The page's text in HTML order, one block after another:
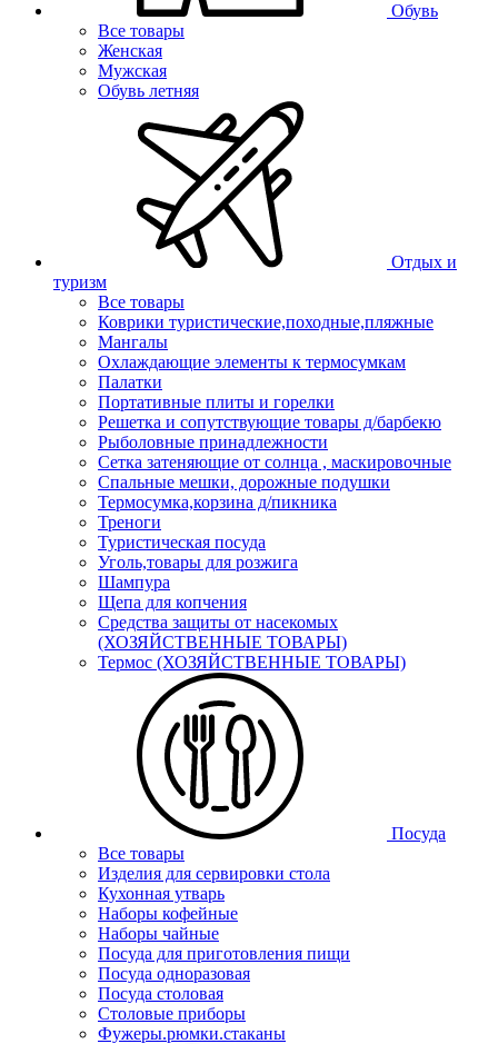
Обувь
Все товары
Женская
Мужская
Обувь летняя
Отдых и
туризм
Все товары
Коврики туристические,походные,пляжные
Мангалы
Охлаждающие элементы к термосумкам
Палатки
Портативные плиты и горелки
Решетка и сопутствующие товары д/барбекю
Рыболовные принадлежности
Сетка затеняющие от солнца , маскировочные
Спальные мешки, дорожные подушки
Термосумка,корзина д/пикника
Треноги
Туристическая посуда
Уголь,товары для розжига
Шампура
Щепа для копчения
Средства защиты от насекомых
(ХОЗЯЙСТВЕННЫЕ ТОВАРЫ)
Термос (ХОЗЯЙСТВЕННЫЕ ТОВАРЫ)
Посуда
Все товары
Изделия для сервировки стола
Кухонная утварь
Наборы кофейные
Наборы чайные
Посуда для приготовления пищи
Посуда одноразовая
Посуда столовая
Столовые приборы
Фужеры.рюмки.стаканы